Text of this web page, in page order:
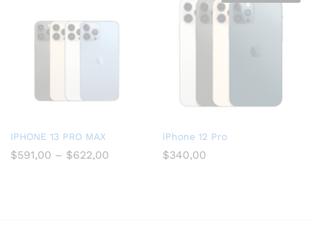
IPHONE 13 PRO MAX
$591,00 – $622,00
iPhone 12 Pro
$340,00